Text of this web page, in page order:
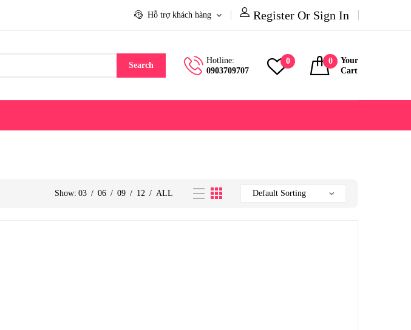
Hỗ trợ khách hàng Register Or Sign In
Search
Hotline:
0903709707
0 0
Your
Cart
Show: 03 / 06 / 09 / 12 / ALL